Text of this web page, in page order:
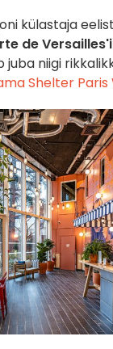
külastaja
de Versailles'i
juba niigi
Shelter Paris